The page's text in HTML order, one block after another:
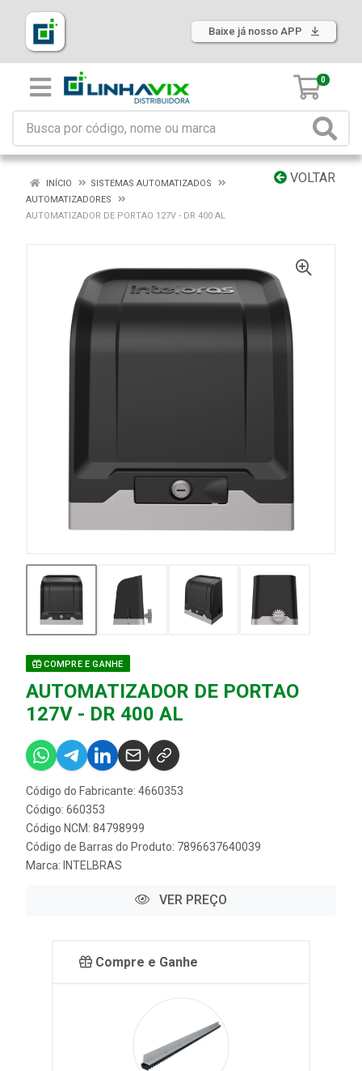
Baixe já nosso APP
0
VOLTAR
INÍCIO
SISTEMAS AUTOMATIZADOS
AUTOMATIZADORES
AUTOMATIZADOR DE PORTAO 127V - DR 400 AL
COMPRE E GANHE
AUTOMATIZADOR DE PORTAO
127V - DR 400 AL
Código do Fabricante: 4660353
Código: 660353
Código NCM: 84798999
Código de Barras do Produto: 7896637640039
Marca: INTELBRAS
VER PREÇO
Compre e Ganhe